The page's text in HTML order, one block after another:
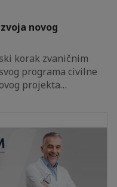
novog
korak zvaničnim
programa civilne
projekta…